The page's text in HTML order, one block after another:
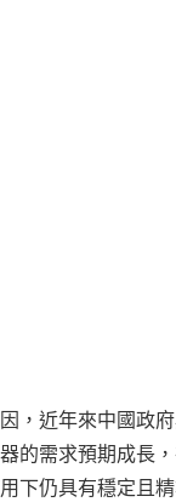
，近年來中國政
的需求預期成長
下仍具有穩定且